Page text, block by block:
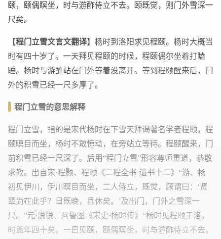
颐，颐偶瞑坐，时与游酢侍立不去。颐既觉，则门外雪深一
尺矣。
【程门立雪文言文翻译】杨时到洛阳求见程颐。杨时大概当
时有四十岁了。一天拜见程颐的时候，程颐偶尔坐着打瞌
睡。杨时与游酢站在门外等着没离开。等到程颐醒来后，门
外的积雪已经一尺多厚了。
程门立雪的意思解释
程门立雪，指的是宋代杨时在下雪天拜谒著名学者程颐，程
颐瞑目而坐，杨时不敢惊动，在旁站立等待。程颐醒来，门
前积雪已经一尺深了。后用“程门立雪”形容尊师重道，恭敬
求教。出自宋·程颢、程颐《二程全书·遗书十二》“游、杨
初见伊川，伊川瞑目而坐，二人侍立，既觉，顾谓曰：‘贤
辈尚在此乎？日既晚，且休矣。’及出门，门外之雪深一
尺。”元·脱脱、阿鲁图《宋史·杨时传》“杨时见程颐于洛。
时盖年四十矣。一日见颐，颐偶瞑坐，时与游酢侍立不去。